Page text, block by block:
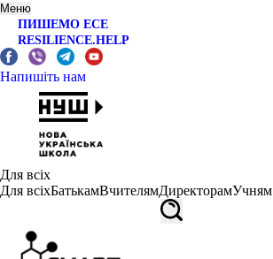
Меню
ПИШЕМО ЕСЕ
RESILIENCE.HELP
Напишіть нам
Для всіх
Для всіхБатькамВчителямДиректорамУчням